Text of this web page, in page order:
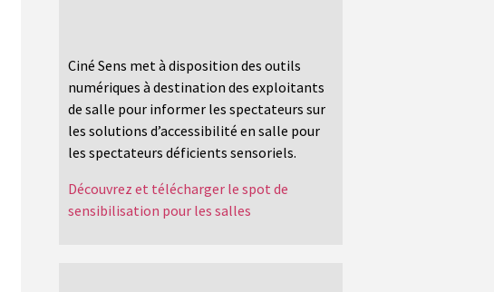
Ciné Sens met à disposition des outils
numériques à destination des exploitants
de salle pour informer les spectateurs sur
les solutions d’accessibilité en salle pour
les spectateurs déficients sensoriels.
Découvrez et télécharger le spot de
sensibilisation pour les salles